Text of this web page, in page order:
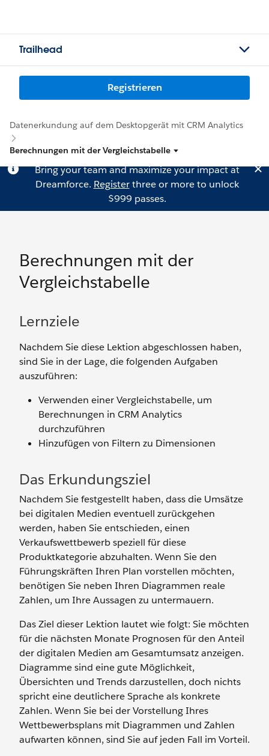
Trailhead
Registrieren
Datenerkundung auf dem Desktopgerät mit CRM Analytics
Berechnungen mit der Vergleichstabelle
Bring your team and maximize your impact at
Dreamforce. Registerthree or more to unlock
$999 passes.
Berechnungen mit der
Vergleichstabelle
Lernziele
Nachdem Sie diese Lektion abgeschlossen haben,
sind Sie in der Lage, die folgenden Aufgaben
auszuführen:
Verwenden einer Vergleichstabelle, um
Berechnungen in CRM Analytics
durchzuführen
Hinzufügen von Filtern zu Dimensionen
Das Erkundungsziel
Nachdem Sie festgestellt haben, dass die Umsätze
bei digitalen Medien eventuell zurückgehen
werden, haben Sie entschieden, einen
Verkaufswettbewerb speziell für diese
Produktkategorie abzuhalten. Wenn Sie den
Führungskräften Ihren Plan vorstellen möchten,
benötigen Sie neben Ihren Diagrammen reale
Zahlen, um Ihre Aussagen zu untermauern.
Das Ziel dieser Lektion lautet wie folgt: Sie möchten
für die nächsten Monate Prognosen für den Anteil
der digitalen Medien am Gesamtumsatz anzeigen.
Diagramme sind eine gute Möglichkeit,
Übersichten und Trends darzustellen, doch nichts
spricht eine deutlichere Sprache als konkrete
Zahlen. Wenn Sie bei der Vorstellung Ihres
Wettbewerbsplans mit Diagrammen und Zahlen
aufwarten können, sind Sie auf jeden Fall im Vorteil.